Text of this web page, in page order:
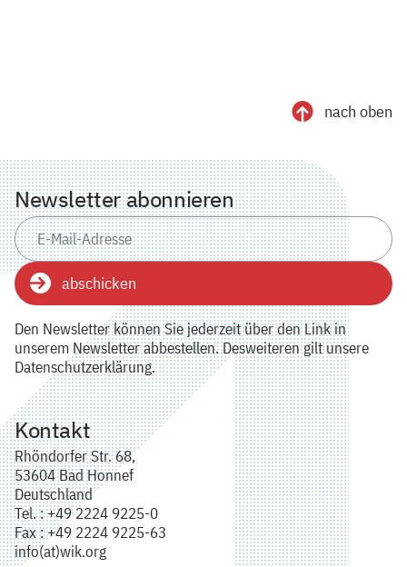
nach oben
Newsletter abonnieren
abschicken
Den Newsletter können Sie jederzeit über den Link in
unserem Newsletter abbestellen. Desweiteren gilt unsere
Datenschutzerklärung.
Kontakt
Rhöndorfer Str. 68,
53604 Bad Honnef
Deutschland
Tel. : +49 2224 9225-0
Fax : +49 2224 9225-63
info(at)wik.org